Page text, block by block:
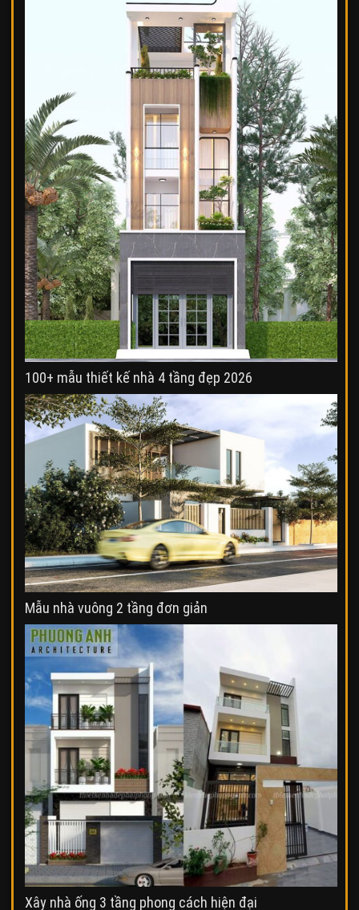
100+ mẫu thiết kế nhà 4 tầng đẹp 2026
Mẫu nhà vuông 2 tầng đơn giản
Xây nhà ống 3 tầng phong cách hiện đại